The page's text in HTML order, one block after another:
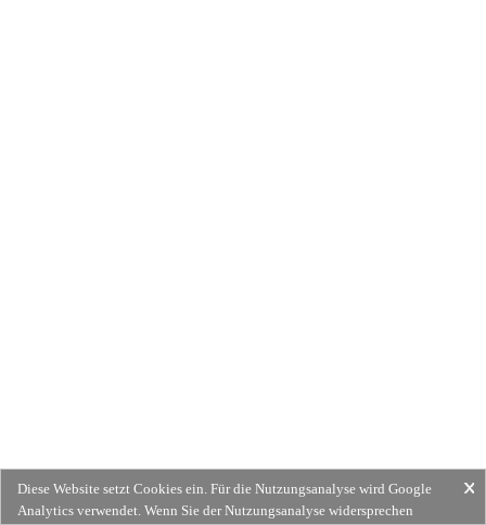
Diese Website setzt Cookies ein. Für die Nutzungsanalyse wird Google
Analytics verwendet. Wenn Sie der Nutzungsanalyse widersprechen